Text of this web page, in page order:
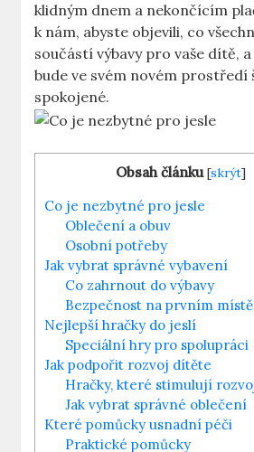
klidným dnem a nekončícím
k nám, abyste objevili, co
součástí výbavy pro vaše dítě,
bude ve svém novém prostředí
spokojené.
Obsah článku [skrýt]
Co je nezbytné pro jesle
Oblečení a obuv
Osobní potřeby
Jak vybrat správné vybavení
Co zahrnout do výbavy
Bezpečnost na prvním místě
Nejlepší hračky do jeslí
Speciální hry pro spolupráci
Jak podpořit rozvoj dítěte
Hračky, které stimulují
Jak vybrat správné oblečení
Které pomůcky usnadní péči
Praktické pomůcky